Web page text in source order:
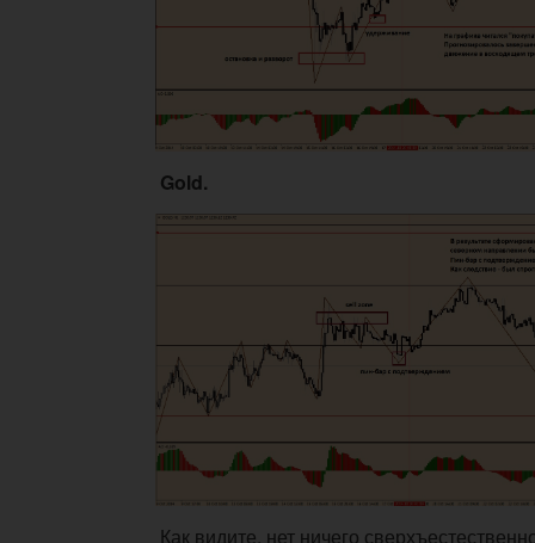
Gold.
Как видите, нет ничего